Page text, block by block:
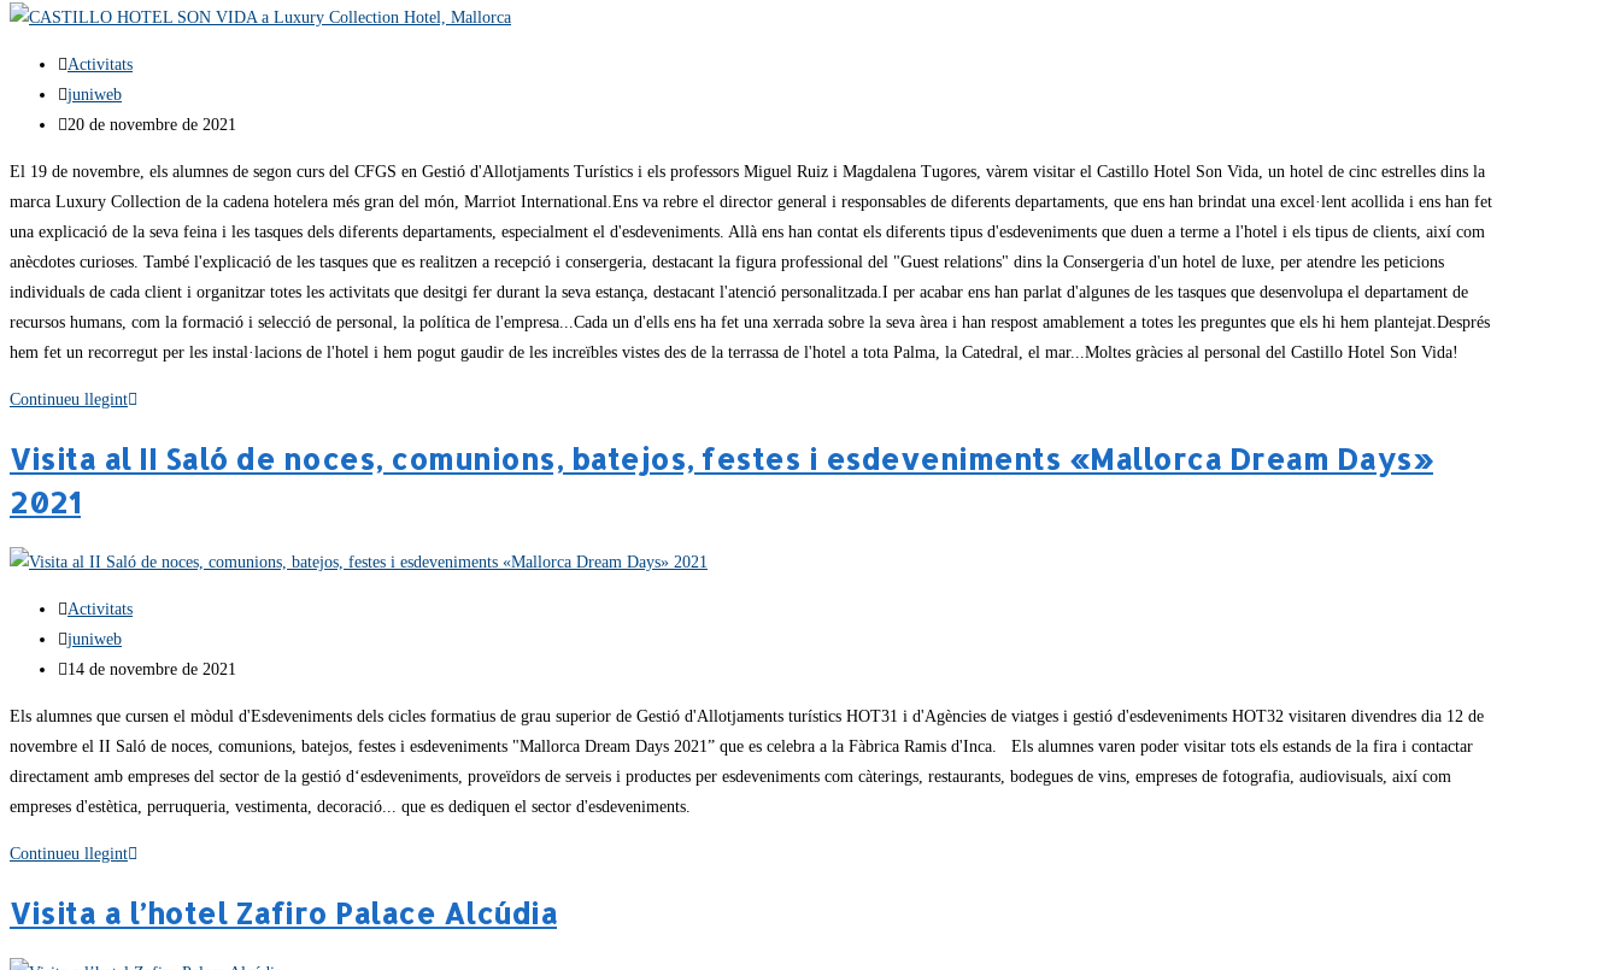
Activitats
juniweb
20 de novembre de 2021
El 19 de novembre, els alumnes de segon curs del CFGS en Gestió d'Allotjaments Turístics i els professors Miguel Ruiz i Magdalena Tugores, vàrem visitar el Castillo Hotel Son Vida, un hotel de cinc estrelles dins la
marca Luxury Collection de la cadena hotelera més gran del món, Marriot International.Ens va rebre el director general i responsables de diferents departaments, que ens han brindat una excel·lent acollida i ens han fet
una explicació de la seva feina i les tasques dels diferents departaments, especialment el d'esdeveniments. Allà ens han contat els diferents tipus d'esdeveniments que duen a terme a l'hotel i els tipus de clients, així com
anècdotes curioses. També l'explicació de les tasques que es realitzen a recepció i consergeria, destacant la figura professional del "Guest relations" dins la Consergeria d'un hotel de luxe, per atendre les peticions
individuals de cada client i organitzar totes les activitats que desitgi fer durant la seva estança, destacant l'atenció personalitzada.I per acabar ens han parlat d'algunes de les tasques que desenvolupa el departament de
recursos humans, com la formació i selecció de personal, la política de l'empresa...Cada un d'ells ens ha fet una xerrada sobre la seva àrea i han respost amablement a totes les preguntes que els hi hem plantejat.Després
hem fet un recorregut per les instal·lacions de l'hotel i hem pogut gaudir de les increïbles vistes des de la terrassa de l'hotel a tota Palma, la Catedral, el mar...Moltes gràcies al personal del Castillo Hotel Son Vida!
Continueu llegint
Visita al II Saló de noces, comunions, batejos, festes i esdeveniments «Mallorca Dream Days»
2021
Activitats
juniweb
14 de novembre de 2021
Els alumnes que cursen el mòdul d'Esdeveniments dels cicles formatius de grau superior de Gestió d'Allotjaments turístics HOT31 i d'Agències de viatges i gestió d'esdeveniments HOT32 visitaren divendres dia 12 de
novembre el II Saló de noces, comunions, batejos, festes i esdeveniments "Mallorca Dream Days 2021” que es celebra a la Fàbrica Ramis d'Inca. Els alumnes varen poder visitar tots els estands de la fira i contactar
directament amb empreses del sector de la gestió d‘esdeveniments, proveïdors de serveis i productes per esdeveniments com càterings, restaurants, bodegues de vins, empreses de fotografia, audiovisuals, així com
empreses d'estètica, perruqueria, vestimenta, decoració... que es dediquen el sector d'esdeveniments.
Continueu llegint
Visita a l’hotel Zafiro Palace Alcúdia